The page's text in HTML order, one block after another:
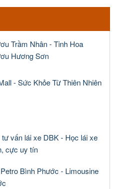
Trầm Nhân - Tinh Hoa
Hương Sơn
- Sức Khỏe Từ Thiên Nhiên
tư vấn lái xe DBK - Học lái xe
cực uy tín
Bình Phước - Limousine